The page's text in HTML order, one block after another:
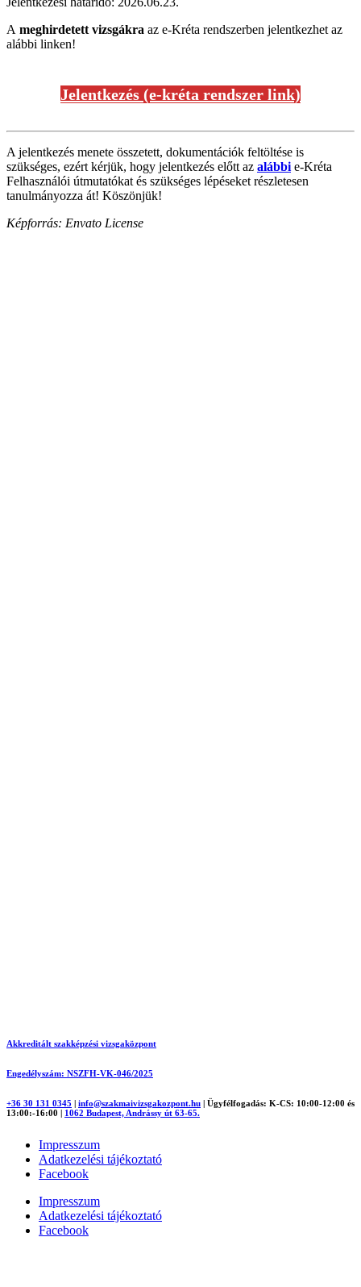
A meghirdetett vizsgákra az e-Kréta rendszerben jelentkezhet az
alábbi linken!
Jelentkezés (e-kréta rendszer link)
A jelentkezés menete összetett, dokumentációk feltöltése is
szükséges, ezért kérjük, hogy jelentkezés előtt az alábbie-Kréta
Felhasználói útmutatókat és szükséges lépéseket részletesen
tanulmányozza át! Köszönjük!
Képforrás: Envato License
Akkreditált szakképzési vizsgaközpont
Engedélyszám: NSZFH-VK-046/2025
+36 30 131 0345 info@szakmaivizsgakozpont.hu
Ügyfélfogadás: K-CS: 10:00-12:00 és
13:00:-16:00
1062 Budapest, Andrássy út 63-65.
Impresszum
Adatkezelési tájékoztató
Facebook
Impresszum
Adatkezelési tájékoztató
Facebook